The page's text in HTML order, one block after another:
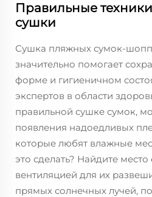
Правильные
сушки
Сушка пляжных сумок-
значительно помогает
форме и гигиеничном
экспертов в области
правильной сушке сумок,
появления надоедливых
которые любят влажные
это сделать? Найдите
вентиляцией для их
прямых солнечных лучей,